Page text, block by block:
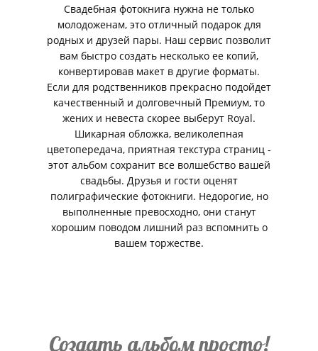
Свадебная фотокнига нужна не только
молодоженам, это отличный подарок для
родных и друзей пары. Наш сервис позволит
вам быстро создать несколько ее копий,
конвертировав макет в другие форматы.
Если для родственников прекрасно подойдет
качественный и долговечный Премиум, то
жених и невеста скорее выберут Royal.
Шикарная обложка, великолепная
цветопередача, приятная текстура страниц -
этот альбом сохранит все волшебство вашей
свадьбы. Друзья и гости оценят
полиграфические фотокниги. Недорогие, но
выполненные превосходно, они станут
хорошим поводом лишний раз вспомнить о
вашем торжестве.
Создать альбом просто!